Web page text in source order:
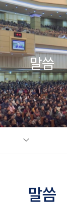
말씀
말씀